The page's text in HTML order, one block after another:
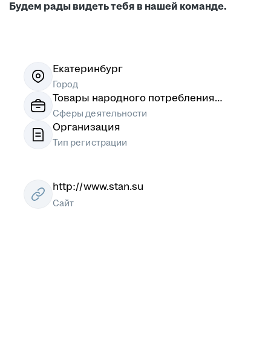
Будем рады видеть тебя в нашей команде.
Екатеринбург
Город
Товары народного потребления
(непищевые)
Сферы деятельности
Организация
Тип регистрации
http://www.stan.su
Сайт